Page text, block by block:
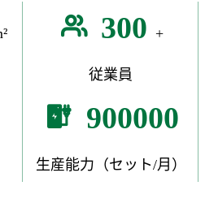
300 +
従業員
900000
生産能力（セット/月）